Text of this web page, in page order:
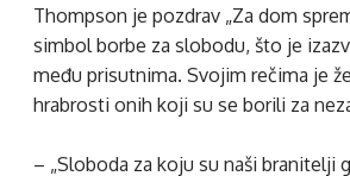
Thompson je pozdrav „Za dom
simbol borbe za slobodu, što je
među prisutnima. Svojim rečima je
hrabrosti onih koji su se borili za
– „Sloboda za koju su naši branitelji